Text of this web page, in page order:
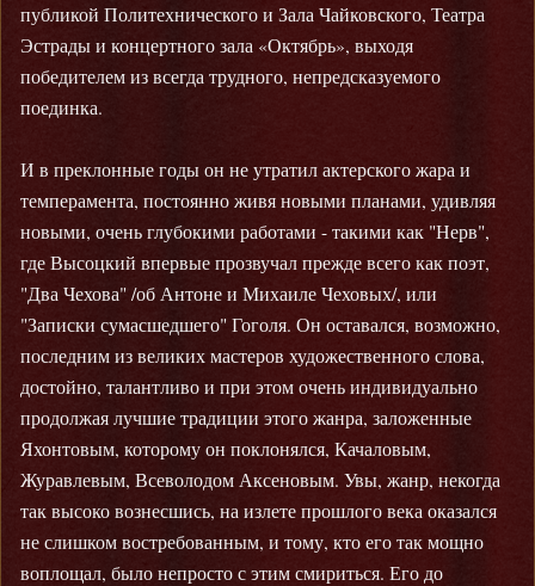
публикой Политехнического и Зала Чайковского, Театра
Эстрады и концертного зала «Октябрь», выходя
победителем из всегда трудного, непредсказуемого
поединка.
И в преклонные годы он не утратил актерского жара и
темперамента, постоянно живя новыми планами, удивляя
новыми, очень глубокими работами - такими как "Нерв",
где Высоцкий впервые прозвучал прежде всего как поэт,
"Два Чехова" /об Антоне и Михаиле Чеховых/, или
"Записки сумасшедшего" Гоголя. Он оставался, возможно,
последним из великих мастеров художественного слова,
достойно, талантливо и при этом очень индивидуально
продолжая лучшие традиции этого жанра, заложенные
Яхонтовым, которому он поклонялся, Качаловым,
Журавлевым, Всеволодом Аксеновым. Увы, жанр, некогда
так высоко вознесшись, на излете прошлого века оказался
не слишком востребованным, и тому, кто его так мощно
воплощал, было непросто с этим смириться. Его до